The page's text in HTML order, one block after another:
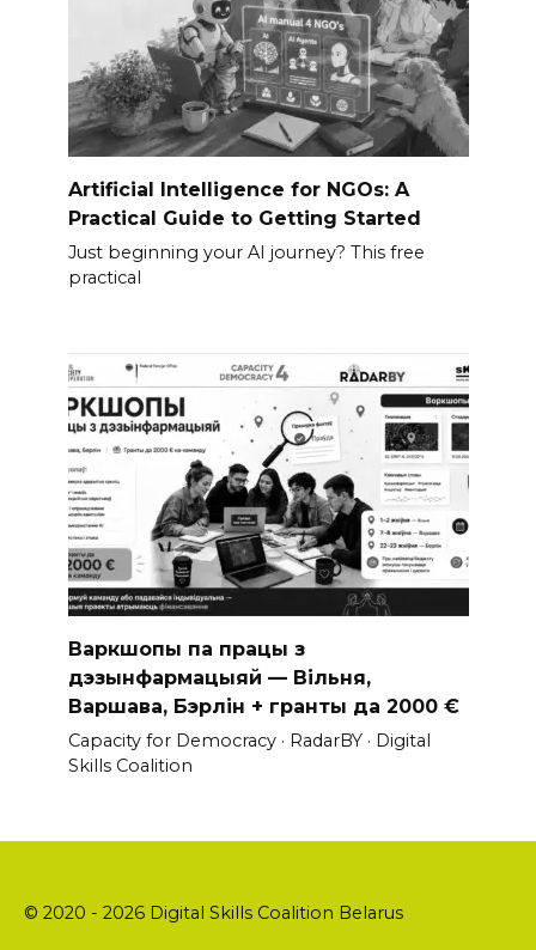
Artificial Intelligence for NGOs: A
Practical Guide to Getting Started
Just beginning your AI journey? This free
practical
Варкшопы па працы з
дэзынфармацыяй — Вільня,
Варшава, Бэрлін + гранты да 2000 €
Capacity for Democracy · RadarBY · Digital
Skills Coalition
© 2020 - 2026 Digital Skills Coalition Belarus